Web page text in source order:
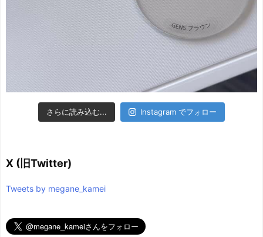
さらに読み込む... Instagram でフォロー
X (旧Twitter)
Tweets by megane_kamei